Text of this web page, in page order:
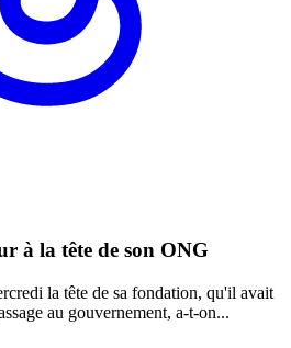
à la tête de son ONG
la tête de sa fondation, qu'il avait
au gouvernement, a-t-on...